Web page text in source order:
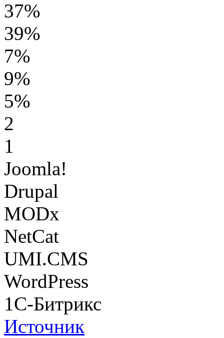
37%
39%
7%
9%
5%
2
1
Joomla!
Drupal
MODx
NetCat
UMI.CMS
WordPress
1С-Битрикс
Источник